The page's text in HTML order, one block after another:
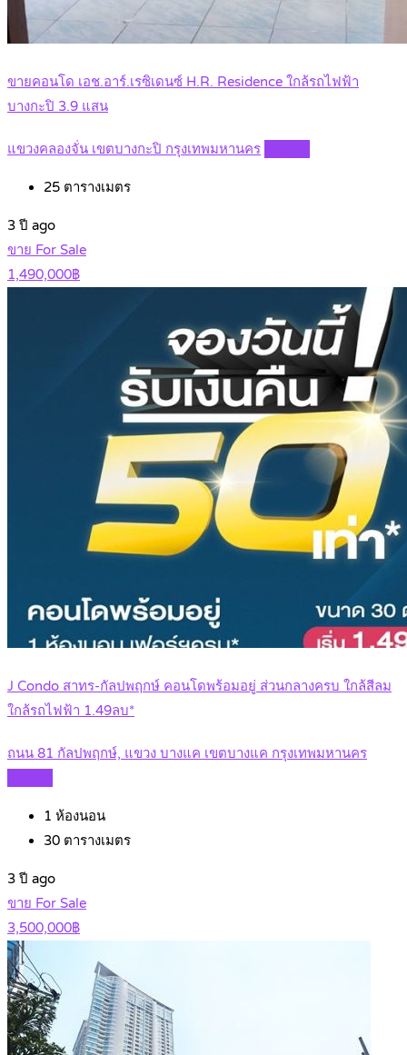
ขายคอนโด เอช.อาร์.เรซิเดนซ์ H.R. Residence ใกล้รถไฟฟ้า
บางกะปิ 3.9 แสน
แขวงคลองจั่น เขตบางกะปิ กรุงเทพมหานคร
25 ตารางเมตร
3 ปี ago
ขาย For Sale
1,490,000฿
J Condo สาทร-กัลปพฤกษ์ คอนโดพร้อมอยู่ ส่วนกลางครบ ใกล้สีลม
ใกล้รถไฟฟ้า 1.49ลบ*
ถนน 81 กัลปพฤกษ์, แขวง บางแค เขตบางแค กรุงเทพมหานคร
1 ห้องนอน
30 ตารางเมตร
3 ปี ago
ขาย For Sale
3,500,000฿